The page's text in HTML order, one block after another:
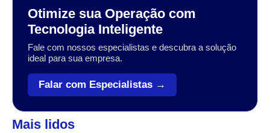
Otimize sua Operação com
Tecnologia Inteligente
Fale com nossos especialistas e descubra a solução
ideal para sua empresa.
Falar com Especialistas →
Mais lidos